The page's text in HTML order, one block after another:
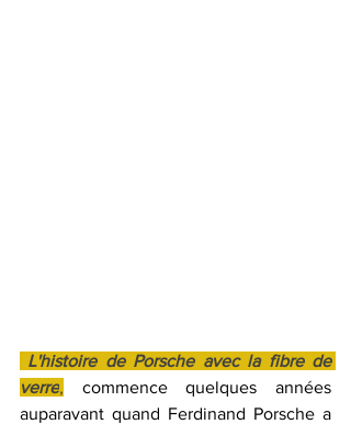
verre,
commence quelques années
auparavant quand Ferdinand Porsche a